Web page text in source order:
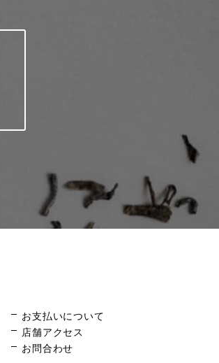
お支払いについて
店舗アクセス
お問合わせ